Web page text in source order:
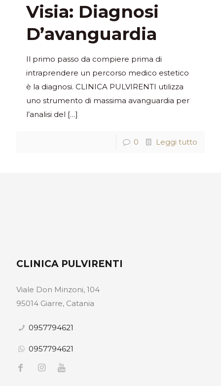
Visia: Diagnosi
D’avanguardia
Il primo passo da compiere prima di
intraprendere un percorso medico estetico
è la diagnosi. CLINICA PULVIRENTI utilizza
uno strumento di massima avanguardia per
l’analisi del […]
0 Leggi tutto
CLINICA PULVIRENTI
Viale Don Minzoni, 104
95014 Giarre, Catania
0957794621
0957794621